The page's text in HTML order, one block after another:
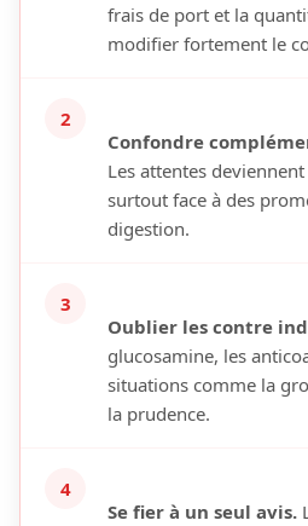
frais de port et la
modifier fortement le
2
Confondre
Les attentes
surtout face à des
digestion.
3
Oublier les contre
glucosamine, les
situations comme la
la prudence.
4
Se fier à un seul avis.